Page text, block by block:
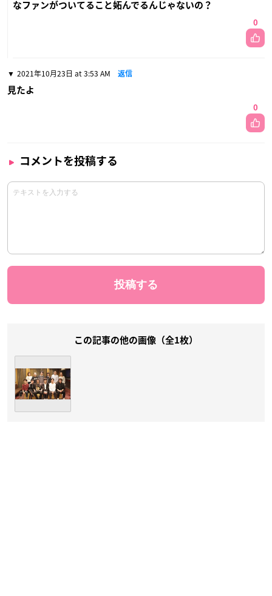
なファンがついてること妬んでるんじゃないの？
0
2021年10月23日 at 3:53 AM 返信
見たよ
0
コメントを投稿する
この記事の他の画像（全1枚）